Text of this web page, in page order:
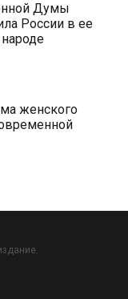
Думы
России в ее
женского